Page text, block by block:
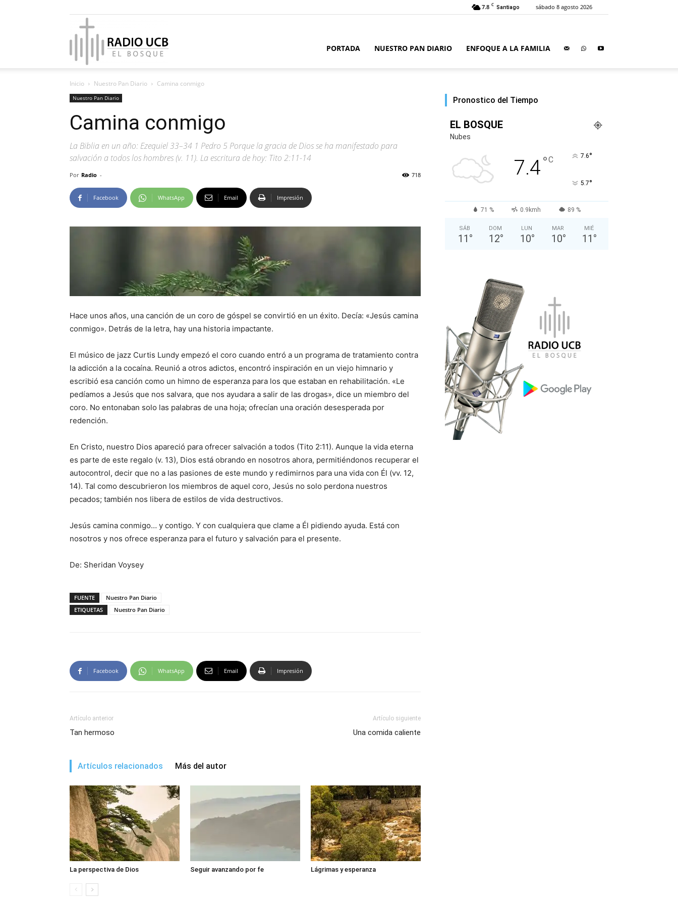
7.8 C Santiago sábado 8 agosto 2026
Radio
El
Bosque
PORTADA NUESTRO PAN DIARIO ENFOQUE A LA FAMILIA
Inicio Nuestro Pan Diario Camina conmigo
Nuestro Pan Diario
Camina conmigo
La Biblia en un año: Ezequiel 33–34 1 Pedro 5 Porque la gracia de Dios se ha manifestado para
salvación a todos los hombres (v. 11). La escritura de hoy: Tito 2:11-14
Por Radio - 718
Facebook WhatsApp Email Impresión
Hace unos años, una canción de un coro de góspel se convirtió en un éxito. Decía: «Jesús camina
conmigo». Detrás de la letra, hay una historia impactante.
El músico de jazz Curtis Lundy empezó el coro cuando entró a un programa de tratamiento contra
la adicción a la cocaína. Reunió a otros adictos, encontró inspiración en un viejo himnario y
escribió esa canción como un himno de esperanza para los que estaban en rehabilitación. «Le
pedíamos a Jesús que nos salvara, que nos ayudara a salir de las drogas», dice un miembro del
coro. No entonaban solo las palabras de una hoja; ofrecían una oración desesperada por
redención.
En Cristo, nuestro Dios apareció para ofrecer salvación a todos (Tito 2:11). Aunque la vida eterna
es parte de este regalo (v. 13), Dios está obrando en nosotros ahora, permitiéndonos recuperar el
autocontrol, decir que no a las pasiones de este mundo y redimirnos para una vida con Él (vv. 12,
14). Tal como descubrieron los miembros de aquel coro, Jesús no solo perdona nuestros
pecados; también nos libera de estilos de vida destructivos.
Jesús camina conmigo… y contigo. Y con cualquiera que clame a Él pidiendo ayuda. Está con
nosotros y nos ofrece esperanza para el futuro y salvación para el presente.
De: Sheridan Voysey
FUENTE
Nuestro Pan Diario
ETIQUETAS
Nuestro Pan Diario
Facebook WhatsApp Email Impresión
Artículo anterior
Tan hermoso
Artículo siguiente
Una comida caliente
Artículos relacionados Más del autor
La perspectiva de Dios Seguir avanzando por fe Lágrimas y esperanza
Pronostico del Tiempo
EL BOSQUE
Nubes
7.4°C 7.6°
5.7°
71 % 0.9kmh 89 %
SÁB
11 °
DOM
12°
LUN
10°
MAR
10°
MIÉ
11 °